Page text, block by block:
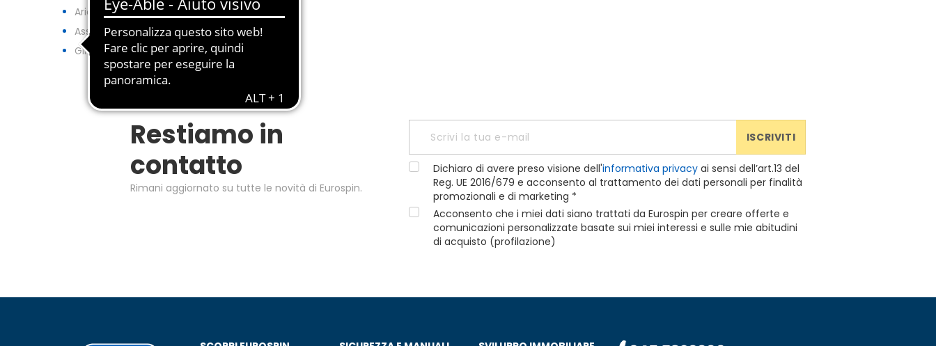
Aria Condizionata
Assenza Barriere
GIFTCARD
Restiamo in
contatto
Rimani aggiornato su tutte le novità di Eurospin.
ISCRIVITI
Dichiaro di avere preso visione dell'informativa privacyai sensi dell’art.13 del
Reg. UE 2016/679 e acconsento al trattamento dei dati personali per finalità
promozionali e di marketing *
Acconsento che i miei dati siano trattati da Eurospin per creare offerte e
comunicazioni personalizzate basate sui miei interessi e sulle mie abitudini
di acquisto (profilazione)